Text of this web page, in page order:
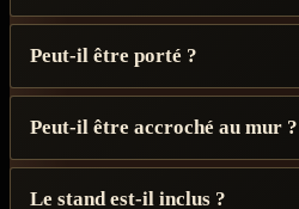
Peut-il être porté ?
Peut-il être accroché au mur ?
Le stand est-il inclus ?